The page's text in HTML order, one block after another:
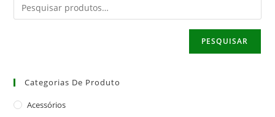
PESQUISAR
Categorias De Produto
Acessórios